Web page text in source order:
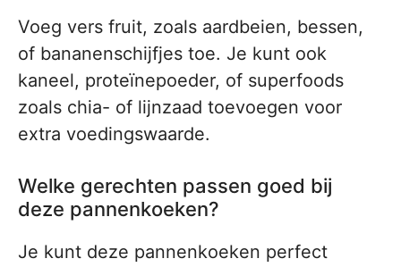
Voeg vers fruit, zoals aardbeien, bessen,
of bananenschijfjes toe. Je kunt ook
kaneel, proteïnepoeder, of superfoods
zoals chia- of lijnzaad toevoegen voor
extra voedingswaarde.
Welke gerechten passen goed bij
deze pannenkoeken?
Je kunt deze pannenkoeken perfect